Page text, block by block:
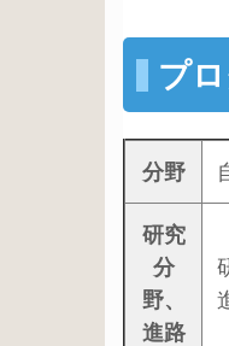
プ
分野
研究
分
野、
進路